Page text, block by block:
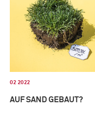
02 2022
AUF SAND GEBAUT?